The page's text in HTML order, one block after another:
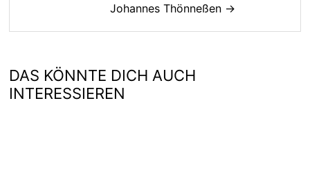
Johannes Thönneßen →
DAS KÖNNTE DICH AUCH
INTERESSIEREN